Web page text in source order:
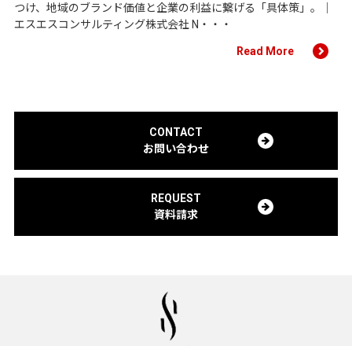
つけ、地域のブランド価値と企業の利益に繋げる「具体策」。｜
エスエスコンサルティング株式会社 N・・・
Read More
CONTACT
お問い合わせ
REQUEST
資料請求